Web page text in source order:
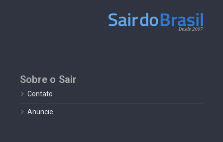
Sobre o Sair
Contato
Anuncie